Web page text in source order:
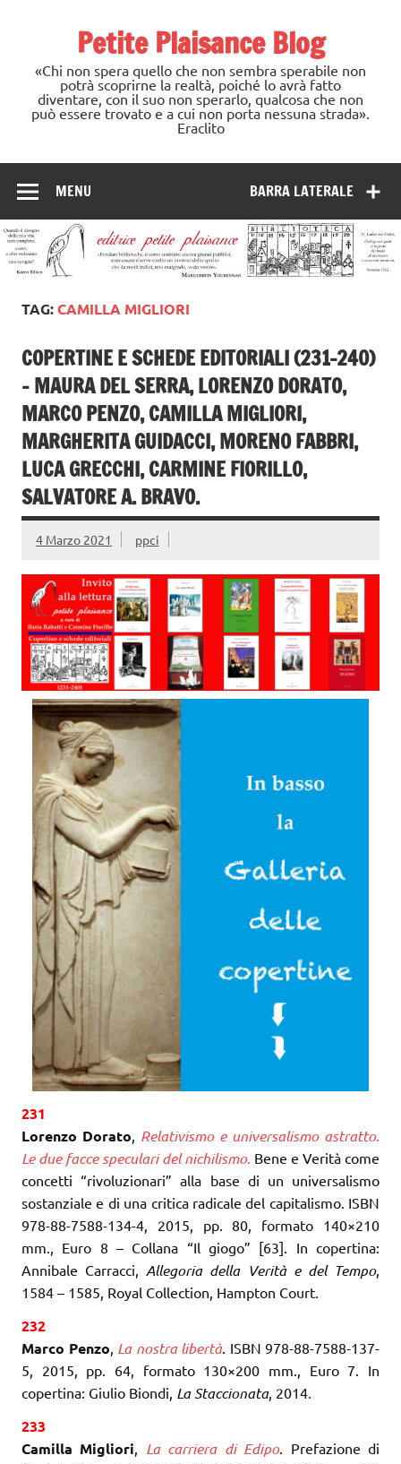
Petite Plaisance Blog
«Chi non spera quello che non sembra sperabile non
potrà scoprirne la realtà, poiché lo avrà fatto
diventare, con il suo non sperarlo, qualcosa che non
può essere trovato e a cui non porta nessuna strada».
Eraclito
BARRA LATERALE
MENU
TAG:CAMILLA MIGLIORI
COPERTINE E SCHEDE EDITORIALI (231-240)
– MAURA DEL SERRA, LORENZO DORATO,
MARCO PENZO, CAMILLA MIGLIORI,
MARGHERITA GUIDACCI, MORENO FABBRI,
LUCA GRECCHI, CARMINE FIORILLO,
SALVATORE A. BRAVO.
4 Marzo 2021 ppci
231
Lorenzo Dorato Relativismo e universalismo astratto.
Le due facce speculari del nichilismo. Bene e Verità come
concetti “rivoluzionari” alla base di un universalismo
sostanziale e di una critica radicale del capitalismo. ISBN
978-88-7588-134-4, 2015, pp. 80, formato 140×210
mm., Euro 8 – Collana “Il giogo” [63]. In copertina:
Annibale Carracci, Allegoria della Verità e del Tempo,
1584 – 1585, Royal Collection, Hampton Court.
232
Marco Penzo La nostra libertà. ISBN 978-88-7588-137-
5, 2015, pp. 64, formato 130×200 mm., Euro 7. In
copertina: Giulio Biondi, La Staccionata, 2014.
233
Camilla Migliori
La carriera di Edipo. Prefazione di